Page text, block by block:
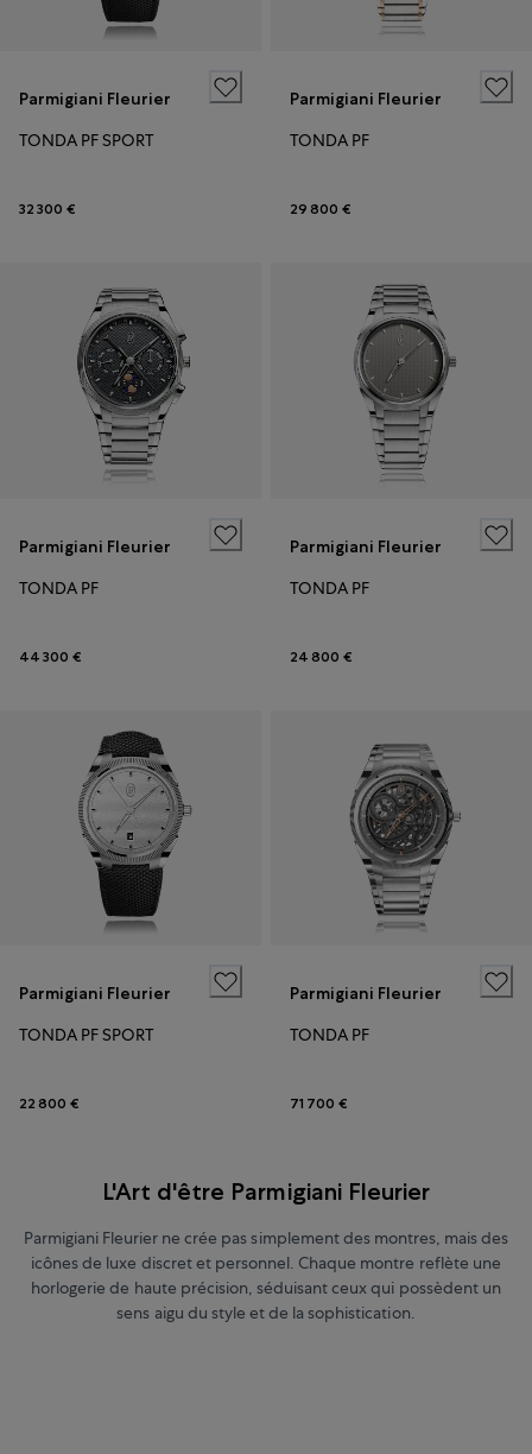
Parmigiani Fleurier
TONDA PF SPORT
32 300 €
Parmigiani Fleurier
TONDA PF
29 800 €
Parmigiani Fleurier
TONDA PF
44 300 €
Parmigiani Fleurier
TONDA PF
24 800 €
Parmigiani Fleurier
TONDA PF SPORT
22 800 €
Parmigiani Fleurier
TONDA PF
71 700 €
L'Art d'être Parmigiani Fleurier
Parmigiani Fleurier ne crée pas simplement des montres, mais des
icônes de luxe discret et personnel. Chaque montre reflète une
horlogerie de haute précision, séduisant ceux qui possèdent un
sens aigu du style et de la sophistication.